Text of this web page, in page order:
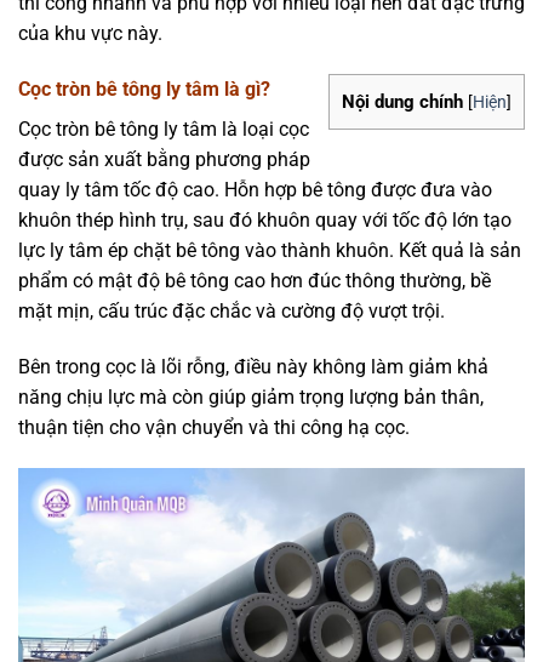
của khu vực này.
Nội dung chính [Hiện]
Cọc tròn bê tông ly tâm là gì?
Cọc tròn bê tông ly tâm là loại cọc
được sản xuất bằng phương pháp
quay ly tâm tốc độ cao. Hỗn hợp bê tông được đưa vào
khuôn thép hình trụ, sau đó khuôn quay với tốc độ lớn tạo
lực ly tâm ép chặt bê tông vào thành khuôn. Kết quả là sản
phẩm có mật độ bê tông cao hơn đúc thông thường, bề
mặt mịn, cấu trúc đặc chắc và cường độ vượt trội.
Bên trong cọc là lõi rỗng, điều này không làm giảm khả
năng chịu lực mà còn giúp giảm trọng lượng bản thân,
thuận tiện cho vận chuyển và thi công hạ cọc.